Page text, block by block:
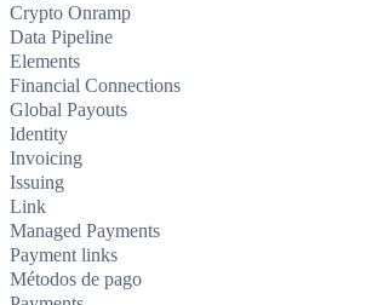
Crypto Onramp
Data Pipeline
Elements
Financial Connections
Global Payouts
Identity
Invoicing
Issuing
Link
Managed Payments
Payment links
Métodos de pago